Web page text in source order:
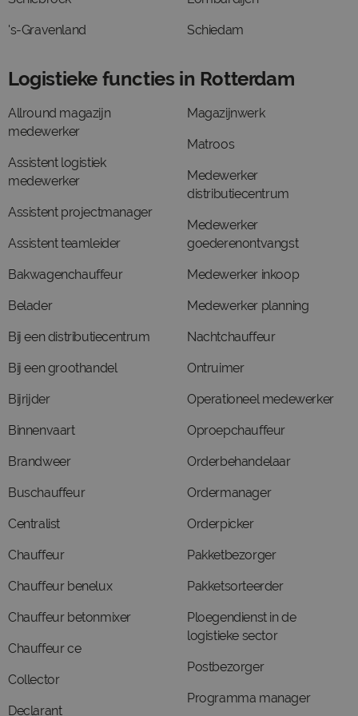
's-Gravenland Schiedam
Logistieke functies in Rotterdam
Allround magazijn
medewerker
Assistent logistiek
medewerker
Assistent projectmanager
Assistent teamleider
Bakwagenchauffeur
Belader
Bij een distributiecentrum
Bij een groothandel
Bijrijder
Binnenvaart
Brandweer
Buschauffeur
Centralist
Chauffeur
Chauffeur benelux
Chauffeur betonmixer
Chauffeur ce
Collector
Declarant
Magazijnwerk
Matroos
Medewerker
distributiecentrum
Medewerker
goederenontvangst
Medewerker inkoop
Medewerker planning
Nachtchauffeur
Ontruimer
Operationeel medewerker
Oproepchauffeur
Orderbehandelaar
Ordermanager
Orderpicker
Pakketbezorger
Pakketsorteerder
Ploegendienst in de
logistieke sector
Postbezorger
Programma manager